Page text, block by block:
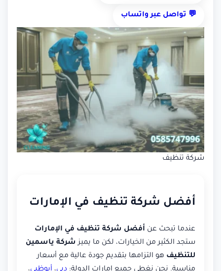
💬 تواصل عبر واتساب
شركة تنظيف
أفضل شركة تنظيف في الإمارات
عندما تبحث عن أفضل شركة تنظيف في الإمارات
ستجد الكثير من الخيارات، لكن ما يميز شركة ياسمين
للتنظيف هو التزامها بتقديم جودة عالية مع أسعار
مناسبة. نحن نغطي جميع إمارات الدولة: دبي، أبوظبي،